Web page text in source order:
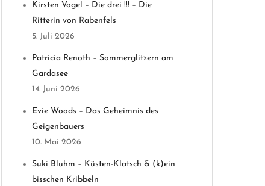
Kirsten Vogel – Die drei !!! – Die
Ritterin von Rabenfels
5. Juli 2026
Patricia Renoth – Sommerglitzern am
Gardasee
14. Juni 2026
Evie Woods – Das Geheimnis des
Geigenbauers
10. Mai 2026
Suki Bluhm – Küsten-Klatsch & (k)ein
bisschen Kribbeln